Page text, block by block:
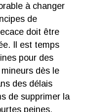
à changer
de
doit être
Il est temps
pour des
dès le
des délais
de supprimer la
peines,